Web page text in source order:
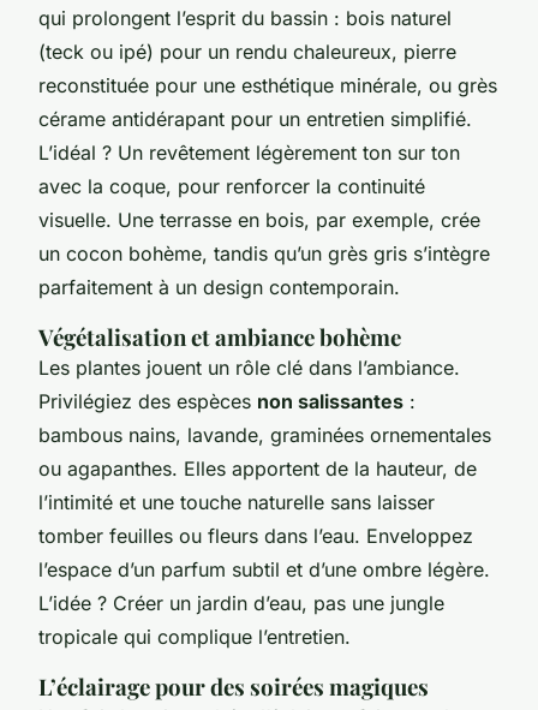
qui prolongent l’esprit du bassin : bois naturel
(teck ou ipé) pour un rendu chaleureux, pierre
reconstituée pour une esthétique minérale, ou grès
cérame antidérapant pour un entretien simplifié.
L’idéal ? Un revêtement légèrement ton sur ton
avec la coque, pour renforcer la continuité
visuelle. Une terrasse en bois, par exemple, crée
un cocon bohème, tandis qu’un grès gris s’intègre
parfaitement à un design contemporain.
Végétalisation et ambiance bohème
Les plantes jouent un rôle clé dans l’ambiance.
Privilégiez des espèces non salissantes :
bambous nains, lavande, graminées ornementales
ou agapanthes. Elles apportent de la hauteur, de
l’intimité et une touche naturelle sans laisser
tomber feuilles ou fleurs dans l’eau. Enveloppez
l’espace d’un parfum subtil et d’une ombre légère.
L’idée ? Créer un jardin d’eau, pas une jungle
tropicale qui complique l’entretien.
L’éclairage pour des soirées magiques